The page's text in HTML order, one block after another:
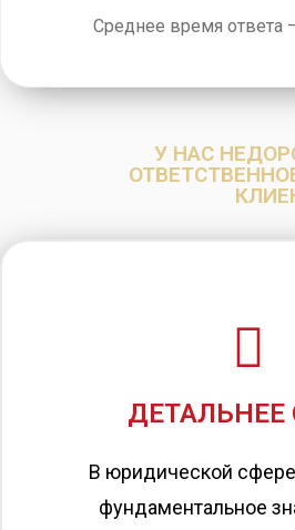
Среднее время ответа
У НАС
ДЕТАЛЬНЕЕ
В юридической
фундаментальное